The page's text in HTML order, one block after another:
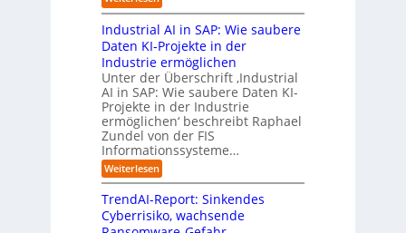
n
a
i
s
i
e
r
u
n
g
e
s
s
E
c
o
y
s
t
e
m
v
o
n
c
h
s
t
w
e
i
t
e
r
i
s
s
t
r
a
u
e
n
g
e
g
e
n
ü
L
a
r
s
h
l
f
t
b
e
i
d
e
r
Industrial AI in SAP: Wie saubere
Daten KI-Projekte in der
Industrie ermöglichen
Unter der Überschrift ‚Industrial
AI in SAP: Wie saubere Daten KI-
Projekte in der Industrie
ermöglichen‘ beschreibt Raphael
Zundel von der FIS
Informationssysteme…
Weiterlesen:
I
n
d
u
TrendAI-Report: Sinkendes
Cyberrisiko, wachsende